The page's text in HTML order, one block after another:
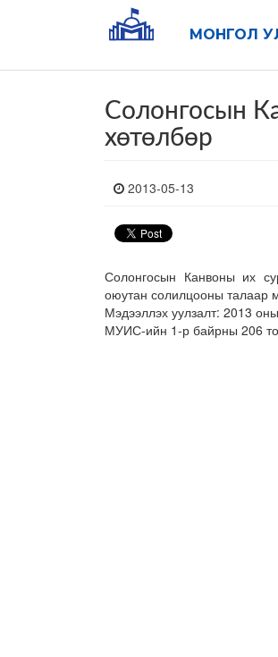
МОНГОЛ
Солонгосын
хөтөлбөр
2013-05-13
Солонгосын Канвоны их
оюутан солилцооны талаар
Мэдээллэх уулзалт: 2013
МУИС-ийн 1-р байрны 206